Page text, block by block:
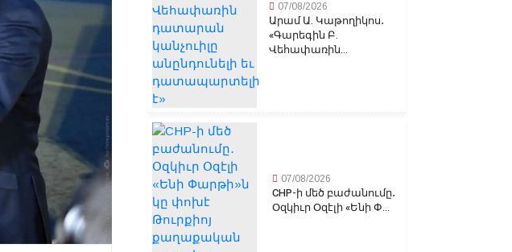
07/08/2026
Արամ Ա. Կաթողիկոս․
«Գարեգին Բ.
Վեհափառին...
07/08/2026
CHP-ի մեծ բաժանումը․
Օզկիւր Օզէլի «Ենի Փ...